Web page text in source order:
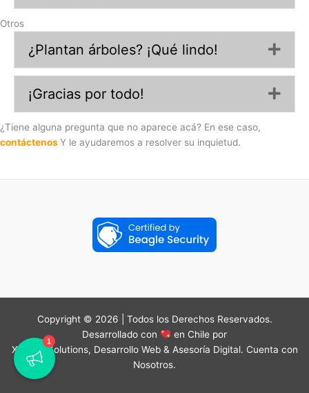
Otros
¿Plantan árboles? ¡Qué lindo!
¡Gracias por todo!
¿Tiene alguna pregunta que no aparece acá? En ese caso,
contáctenosY le ayudaremos a resolver su inquietud.
Copyright © 2026 | Todos los Derechos Reservados.
Desarrollado con
en Chile por
XHTML Solutions, Desarrollo Web & Asesoría Digital. Cuenta con
Nosotros.
1